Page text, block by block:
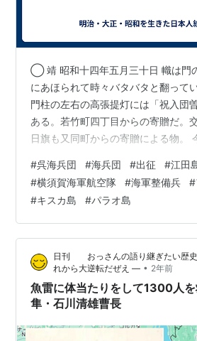
◯ 靖 昭和十四年五月三十日 幟は門
にあほられて時々バタバタと翻って
門柱の左右の高張提灯には「祝入団
ある。若竹町四丁目からの寄贈だ。
日旗も又同町からの寄贈による物。
心子知らずで時間一杯、あれこれと
だ帰って来ていない。 国防婦人会、
千種旅館下宿業組合等の会旗又は町
られている。 午後三時頃から三人、
ニング服の祝辞の客、見送りの人々
上には名刺が次々と増え、一々答礼
#呉海兵団 #海兵団 #出征 #江田
#横須賀海軍航空隊 #海軍整備兵 #
#キスカ島 #パラオ島
日刊 おっさんの語り継ぎたい歴史
れから大逆転だぜえ ― • 2年前
魚雷に体当たりをして1300人
隼・石川清雄曹長